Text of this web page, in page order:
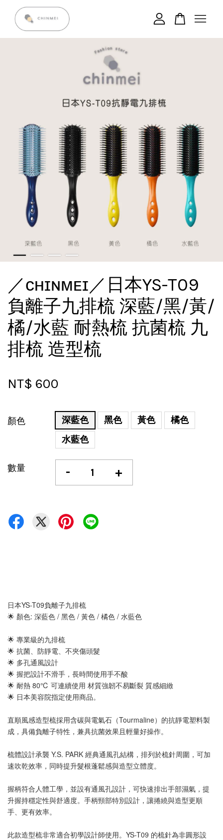
／ᴄʜɪɴᴍᴇɪ／日本YS-T09
負離子九排梳 深藍/黑/黃/
橘/水藍 耐熱梳 抗菌梳 九
排梳 造型梳
NT$ 600
顏色 深藍色 黑色 黃色
橘色
水藍色
數量 - +
日本YS-T09負離子九排梳
🌟 顏色: 深藍色 / 黑色 / 黃色 / 橘色 / 水藍色
🌟 專業級的九排梳
🌟 抗菌、防靜電、不夾傷頭髮
🌟 多孔通風設計
🌟 握把設計不滑手，長時間使用手不酸
🌟 耐熱 80℃ 可連續使用 材質強韌不易斷裂 質感細緻
🌟 日本美容院指定使用商品。
直順風感造型梳採用含碳與電氣石（Tourmaline）的抗靜電塑料製
成，具備負離子特性，兼具抗菌效果且輕量好操作。
梳體設計承襲 Y.S. PARK 經典通風孔結構，排列於梳針周圍，可加
速吹乾效率，同時提升髮根蓬鬆感與造型立體度。
握柄符合人體工學，並設有通風孔設計，可快速排出手部濕氣，提
升握持穩定性與舒適度。手柄頸部特別設計，讓捲繞與造型更順
手、更有效率。
此款造型梳非常適合初學設計師使用。YS-T09 的梳針為非圓形設
您的購物車目前還是空的。
繼續購物